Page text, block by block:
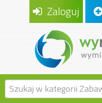
Zaloguj